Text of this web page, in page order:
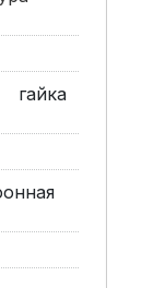
гайка